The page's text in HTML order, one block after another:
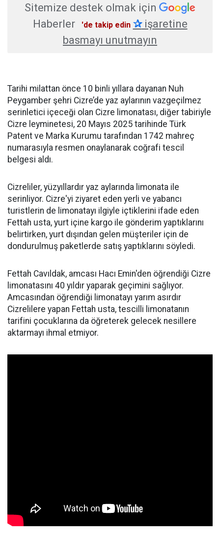
Sitemize destek olmak için
Haberler
'de takip edin ✰işaretine
basmayı unutmayın
Tarihi milattan önce 10 binli yıllara dayanan Nuh
Peygamber şehri Cizre’de yaz aylarının vazgeçilmez
serinletici içeceği olan Cizre limonatası, diğer tabiriyle
Cizre leyminetesi, 20 Mayıs 2025 tarihinde Türk
Patent ve Marka Kurumu tarafından 1742 mahreç
numarasıyla resmen onaylanarak coğrafi tescil
belgesi aldı.
Cizreliler, yüzyıllardır yaz aylarında limonata ile
serinliyor. Cizre'yi ziyaret eden yerli ve yabancı
turistlerin de limonatayı ilgiyle içtiklerini ifade eden
Fettah usta, yurt içine kargo ile gönderim yaptıklarını
belirtirken, yurt dışından gelen müşteriler için de
dondurulmuş paketlerde satış yaptıklarını söyledi.
Fettah Cavıldak, amcası Hacı Emin'den öğrendiği Cizre
limonatasını 40 yıldır yaparak geçimini sağlıyor.
Amcasından öğrendiği limonatayı yarım asırdır
Cizrelilere yapan Fettah usta, tescilli limonatanın
tarifini çocuklarına da öğreterek gelecek nesillere
aktarmayı ihmal etmiyor.